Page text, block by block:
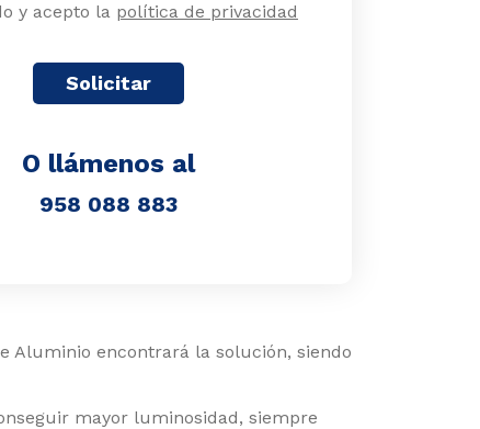
y acepto la política de privacidad
O llámenos al
958 088 883
Aluminio encontrará la solución, siendo
mayor luminosidad, siempre